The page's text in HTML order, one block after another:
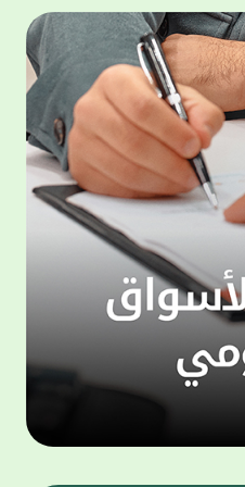
500,000 دينار، وجائزة شهرية بقيمة 100,000
من جوائز
شهر يناير
سارة للعملاء
التي تتم
تجري تحت
بها البنك
والشفافية.
مزايا حساب
المصرفية
من إقبال
من العملاء.
للفوز حيث
من مدة
إلى لقب
واقعية.
حساب مخصص